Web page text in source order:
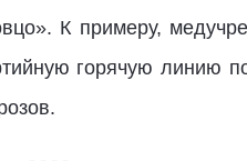
К примеру,
горячую линию